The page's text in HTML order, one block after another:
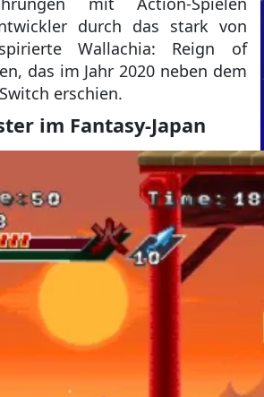
durch das stark von
Wallachia: Reign of
das im Jahr 2020 neben dem
erschien.
im Fantasy-Japan